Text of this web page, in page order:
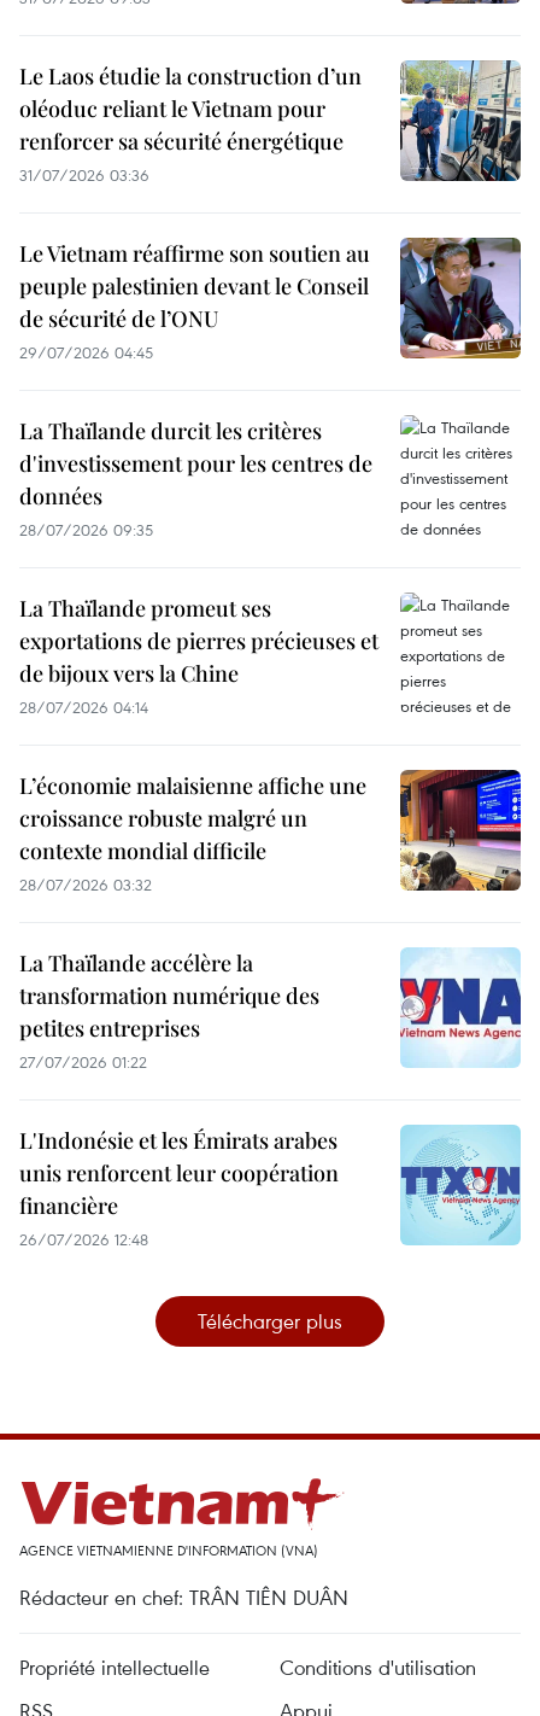
Le Laos étudie la construction d’un
oléoduc reliant le Vietnam pour
renforcer sa sécurité énergétique
31/07/2026 03:36
Le Vietnam réaffirme son soutien au
peuple palestinien devant le Conseil
de sécurité de l’ONU
29/07/2026 04:45
La Thaïlande durcit les critères
d'investissement pour les centres de
données
28/07/2026 09:35
La Thaïlande promeut ses
exportations de pierres précieuses et
de bijoux vers la Chine
28/07/2026 04:14
L’économie malaisienne affiche une
croissance robuste malgré un
contexte mondial difficile
28/07/2026 03:32
La Thaïlande accélère la
transformation numérique des
petites entreprises
27/07/2026 01:22
L'Indonésie et les Émirats arabes
unis renforcent leur coopération
financière
26/07/2026 12:48
Télécharger plus
AGENCE VIETNAMIENNE D'INFORMATION (VNA)
Rédacteur en chef: TRÂN TIÊN DUÂN
Propriété intellectuelle
Conditions d'utilisation
RSS
Appui